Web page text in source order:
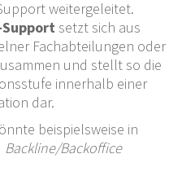
weitergeleitet.
setzt sich aus
Fachabteilungen oder
und stellt so die
innerhalb einer
dar.
beispielsweise in
Backline/Backoffice